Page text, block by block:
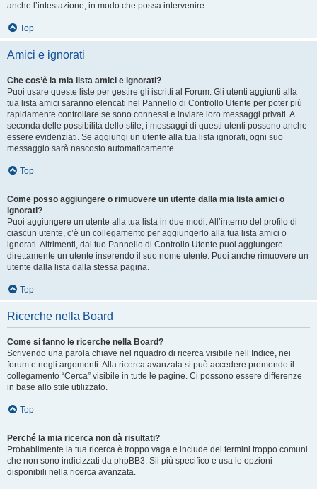
anche l’intestazione, in modo che possa intervenire.
Top
Amici e ignorati
Che cos’è la mia lista amici e ignorati?
Puoi usare queste liste per gestire gli iscritti al Forum. Gli utenti aggiunti alla
tua lista amici saranno elencati nel Pannello di Controllo Utente per poter più
rapidamente controllare se sono connessi e inviare loro messaggi privati. A
seconda delle possibilità dello stile, i messaggi di questi utenti possono anche
essere evidenziati. Se aggiungi un utente alla tua lista ignorati, ogni suo
messaggio sarà nascosto automaticamente.
Top
Come posso aggiungere o rimuovere un utente dalla mia lista amici o
ignorati?
Puoi aggiungere un utente alla tua lista in due modi. All’interno del profilo di
ciascun utente, c’è un collegamento per aggiungerlo alla tua lista amici o
ignorati. Altrimenti, dal tuo Pannello di Controllo Utente puoi aggiungere
direttamente un utente inserendo il suo nome utente. Puoi anche rimuovere un
utente dalla lista dalla stessa pagina.
Top
Ricerche nella Board
Come si fanno le ricerche nella Board?
Scrivendo una parola chiave nel riquadro di ricerca visibile nell’Indice, nei
forum e negli argomenti. Alla ricerca avanzata si può accedere premendo il
collegamento “Cerca” visibile in tutte le pagine. Ci possono essere differenze
in base allo stile utilizzato.
Top
Perché la mia ricerca non dà risultati?
Probabilmente la tua ricerca è troppo vaga e include dei termini troppo comuni
che non sono indicizzati da phpBB3. Sii più specifico e usa le opzioni
disponibili nella ricerca avanzata.